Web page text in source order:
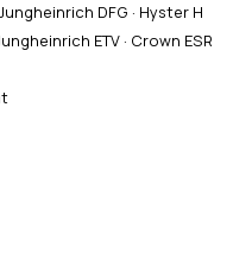
DFG · Hyster H
ETV · Crown ESR